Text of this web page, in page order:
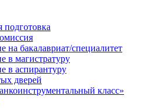
подготовка
на бакалавриат/специалитет
в магистратуру
в аспирантуру
дверей
класс»